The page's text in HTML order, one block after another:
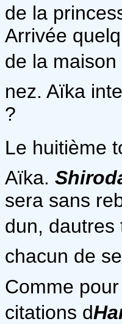
de la
Arrivée
de la maison
nez. Aïka
?
Le huitième
Aïka.
sera sans
dun,
chacun de
Comme
citations d